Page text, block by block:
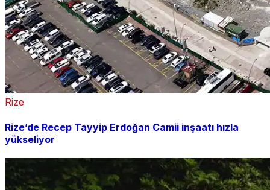
Rize
Rize’de Recep Tayyip Erdoğan Camii inşaatı hızla
yükseliyor